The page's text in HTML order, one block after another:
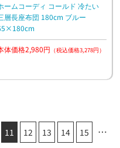
ームコーディ コールド 冷たい
層長座布団 180cm ブルー
体価格2,980円 （税込価格3,278円）
11 12 13 14 15